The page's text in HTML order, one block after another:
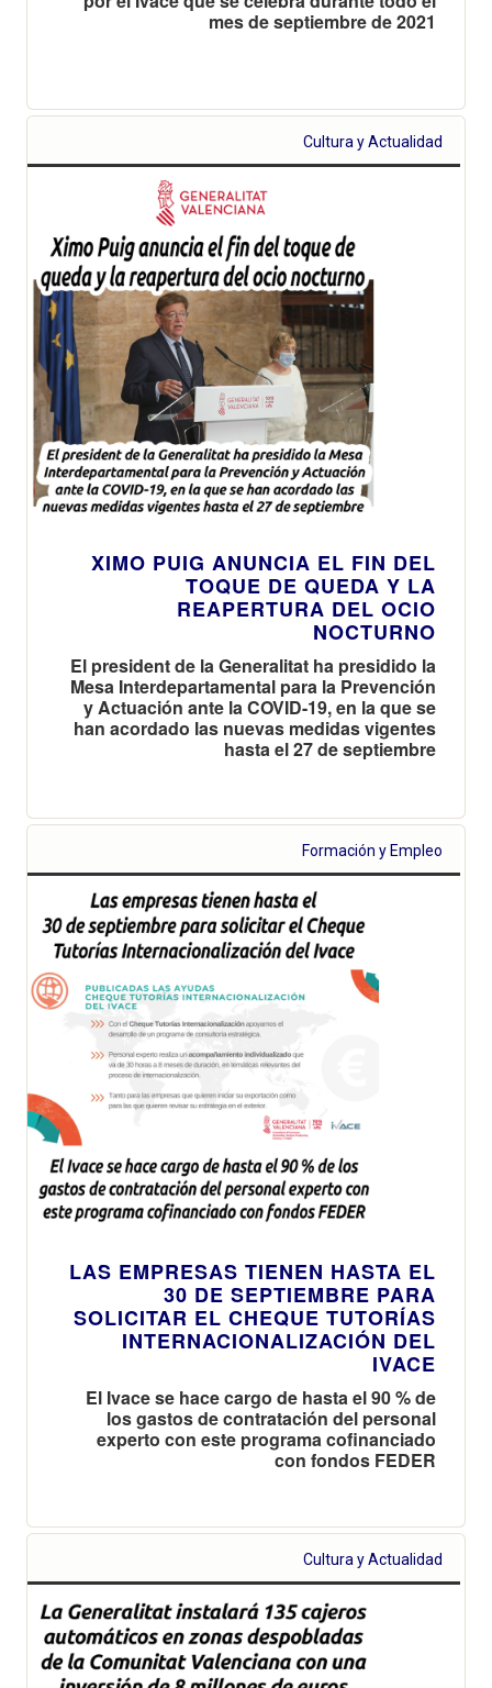
mes de septiembre de 2021
Cultura y Actualidad
XIMO PUIG ANUNCIA EL FIN DEL
TOQUE DE QUEDA Y LA
REAPERTURA DEL OCIO
NOCTURNO
El president de la Generalitat ha presidido la
Mesa Interdepartamental para la Prevención
y Actuación ante la COVID-19, en la que se
han acordado las nuevas medidas vigentes
hasta el 27 de septiembre
Formación y Empleo
LAS EMPRESAS TIENEN HASTA EL
30 DE SEPTIEMBRE PARA
SOLICITAR EL CHEQUE TUTORÍAS
INTERNACIONALIZACIÓN DEL
IVACE
El Ivace se hace cargo de hasta el 90 % de
los gastos de contratación del personal
experto con este programa cofinanciado
con fondos FEDER
Cultura y Actualidad